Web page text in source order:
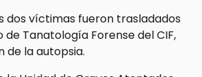
dos víctimas fueron trasladados
de Tanatología Forense del CIF,
de la autopsia.